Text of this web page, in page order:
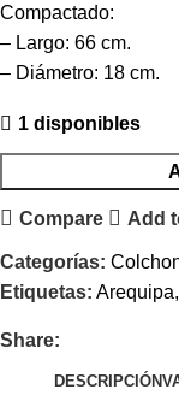
Compactado:
– Largo: 66 cm.
– Diámetro: 18 cm.
1 disponibles
Compare Add
Categorías:
Etiquetas: Arequipa,
Share:
DESCRIPCIÓN